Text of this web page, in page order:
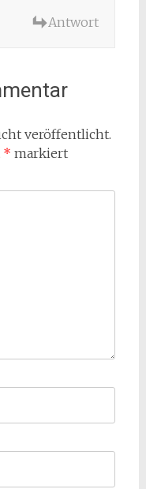
Antwort
veröffentlicht.
* markiert